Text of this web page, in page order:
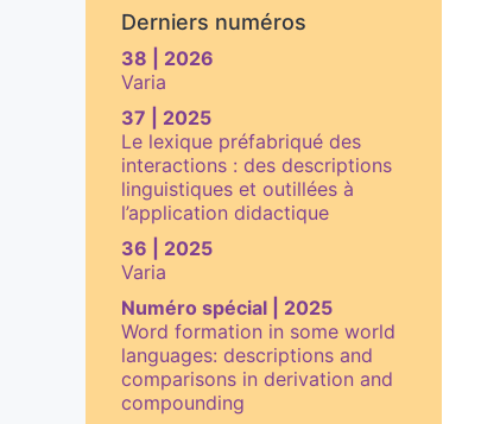
Derniers numéros
38 | 2026
Varia
37 | 2025
Le lexique préfabriqué des
interactions : des descriptions
linguistiques et outillées à
l’application didactique
36 | 2025
Varia
Numéro spécial | 2025
Word formation in some world
languages: descriptions and
comparisons in derivation and
compounding